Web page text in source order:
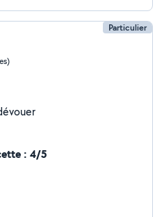
Particulier
: 4/5